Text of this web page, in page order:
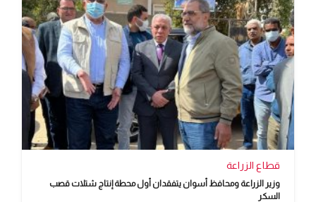
قطاع الزراعة
وزير الزراعة ومحافظ أسوان يتفقدان أول محطة إنتاج شتلات قصب
السكر